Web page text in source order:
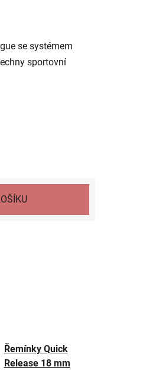
se systémem
sportovní
Řemínky Quick
Release 18 mm